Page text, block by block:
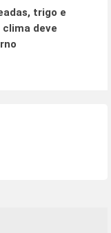
trigo e
deve